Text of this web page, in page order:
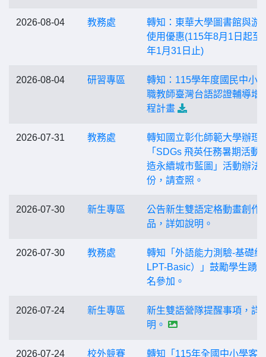
2026-08-04 教務處
轉知：東華大學圖書館與游
使用優惠(115年8月1日起至
年1月31日止)
2026-08-04 研習專區
轉知：115學年度國民中小
職教師臺灣台語認證輔導增
程計畫
2026-07-31 教務處
轉知國立彰化師範大學辦理
「SDGs 飛英任務暑期活動-
造永續城市藍圖」活動辦法1
份，請查照。
2026-07-30 新生專區
公告新生雙語定格動畫創作
品，詳如說明。
2026-07-30 教務處
轉知「外語能力測驗-基礎級
LPT-Basic）」鼓勵學生踴
名參加。
2026-07-24 新生專區
新生雙語營隊提醒事項，詳
明。
2026-07-24
校外競賽
轉知「115年全國中小學客